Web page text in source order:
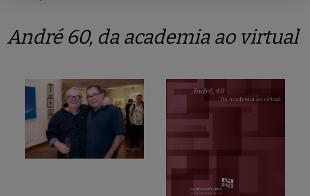
André 60, da academia ao virtual